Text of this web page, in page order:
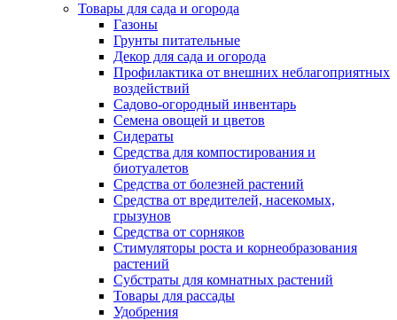
Товары для сада и огорода
Газоны
Грунты питательные
Декор для сада и огорода
Профилактика от внешних неблагоприятных
воздействий
Садово-огородный инвентарь
Семена овощей и цветов
Сидераты
Средства для компостирования и
биотуалетов
Средства от болезней растений
Средства от вредителей, насекомых,
грызунов
Средства от сорняков
Стимуляторы роста и корнеобразования
растений
Субстраты для комнатных растений
Товары для рассады
Удобрения